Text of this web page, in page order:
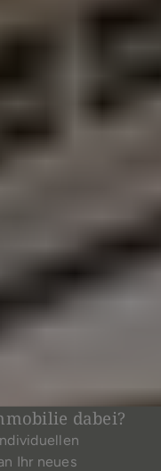
dabei?
Ihr neues